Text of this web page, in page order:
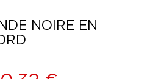
NOIRE EN